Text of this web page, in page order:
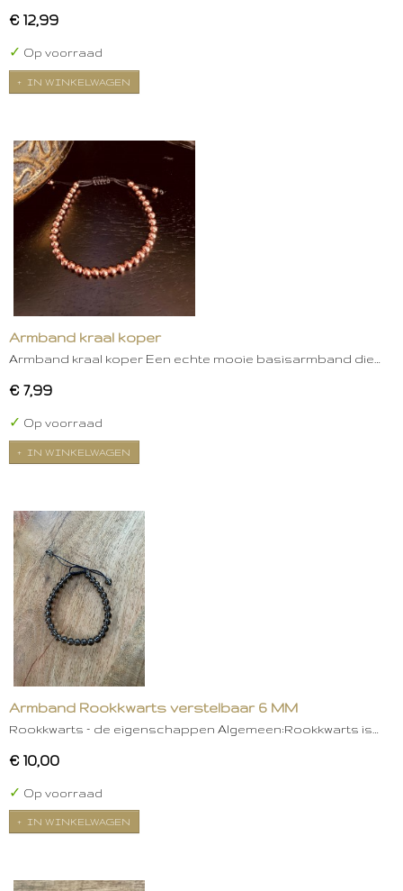
€ 12,99
✓ Op voorraad
IN WINKELWAGEN
Armband kraal koper
Armband kraal koper Een echte mooie basisarmband die…
€ 7,99
✓ Op voorraad
IN WINKELWAGEN
Armband Rookkwarts verstelbaar 6 MM
Rookkwarts – de eigenschappen Algemeen:Rookkwarts is…
€ 10,00
✓ Op voorraad
IN WINKELWAGEN